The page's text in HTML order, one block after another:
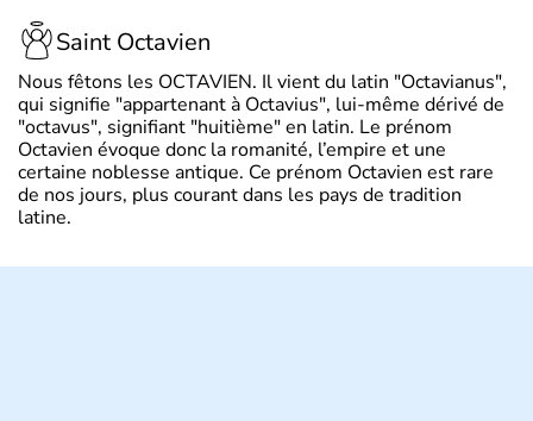
Saint Octavien
Nous fêtons les OCTAVIEN. Il vient du latin "Octavianus",
qui signifie "appartenant à Octavius", lui-même dérivé de
"octavus", signifiant "huitième" en latin. Le prénom
Octavien évoque donc la romanité, l’empire et une
certaine noblesse antique. Ce prénom Octavien est rare
de nos jours, plus courant dans les pays de tradition
latine.